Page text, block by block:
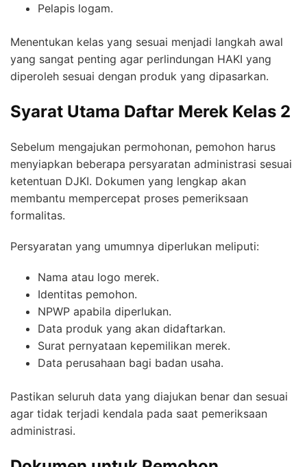
Pelapis logam.
Menentukan kelas yang sesuai menjadi langkah awal
yang sangat penting agar perlindungan HAKI yang
diperoleh sesuai dengan produk yang dipasarkan.
Syarat Utama Daftar Merek Kelas 2
Sebelum mengajukan permohonan, pemohon harus
menyiapkan beberapa persyaratan administrasi sesuai
ketentuan DJKI. Dokumen yang lengkap akan
membantu mempercepat proses pemeriksaan
formalitas.
Persyaratan yang umumnya diperlukan meliputi:
Nama atau logo merek.
Identitas pemohon.
NPWP apabila diperlukan.
Data produk yang akan didaftarkan.
Surat pernyataan kepemilikan merek.
Data perusahaan bagi badan usaha.
Pastikan seluruh data yang diajukan benar dan sesuai
agar tidak terjadi kendala pada saat pemeriksaan
administrasi.